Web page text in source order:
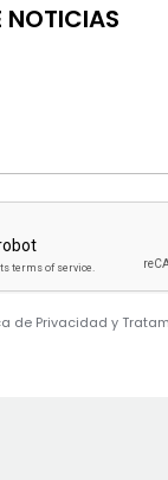
NOTICIAS
de Privacidad y